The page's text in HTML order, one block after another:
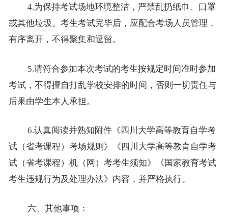
4.为保持考试场地环境整洁，严禁乱扔纸巾、口罩
或其他垃圾。考生考试完毕后，应配合考场人员管理，
有序离开，不得聚集和逗留。
5.请符合参加本次考试的考生按规定时间准时参加
考试，不得擅自打乱学校安排的时间，否则一切责任与
后果由学生本人承担。
6.认真阅读并熟知附件《四川大学高等教育自学考
试（省考课程）考场规则》《四川大学高等教育自学考
试（省考课程）机（网）考考生须知》《国家教育考试
考生违规行为及处理办法》内容，并严格执行。
六、 其他事项：